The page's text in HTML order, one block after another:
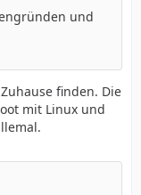
und
finden. Die
mit Linux und